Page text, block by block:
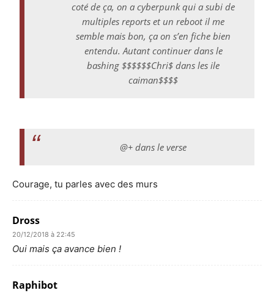
coté de ça, on a cyberpunk qui a subi de
multiples reports et un reboot il me
semble mais bon, ça on s’en fiche bien
entendu. Autant continuer dans le
bashing $$$$$$Chri$ dans les ile
caiman$$$$
@+ dans le verse
Courage, tu parles avec des murs
Dross
20/12/2018 à 22:45
Oui mais ça avance bien !
Raphibot